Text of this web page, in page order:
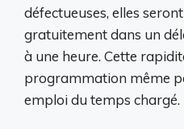
défectueuses, elles
gratuitement dans un
à une heure. Cette
programmation même
emploi du temps chargé.